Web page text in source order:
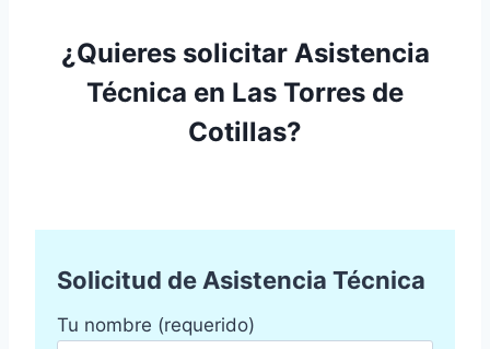
¿Quieres solicitar Asistencia
Técnica en Las Torres de
Cotillas?
Solicitud de Asistencia Técnica
Tu nombre (requerido)